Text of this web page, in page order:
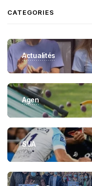
CATEGORIES
Actualités
Agen
SUA